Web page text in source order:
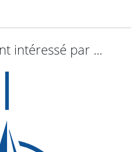
intéressé par ...